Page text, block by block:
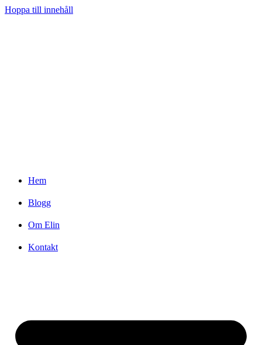
Hoppa till innehåll
Hem
Blogg
Om Elin
Kontakt